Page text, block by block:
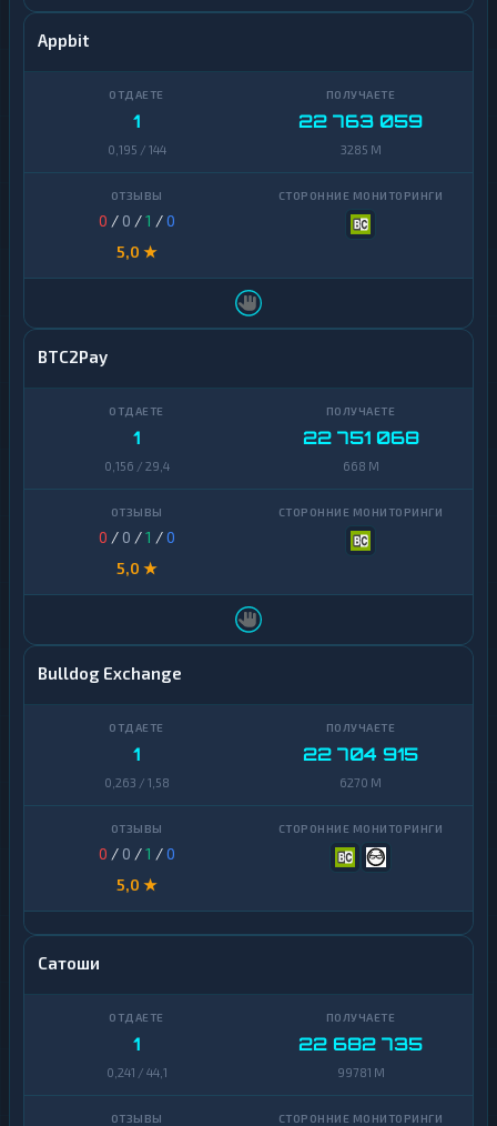
Appbit
1
0,195 / 144
22 763 059
3285 M
0 / 0 /1 /0
5,0 ★
BTC2Pay
1
0,156 / 29,4
22 751 068
668 M
0 / 0 /1 /0
5,0 ★
Bulldog Exchange
1
0,263 / 1,58
22 704 915
6270 M
0 / 0 /1 /0
5,0 ★
Сатоши
1
0,241 / 44,1
22 682 735
99781 M